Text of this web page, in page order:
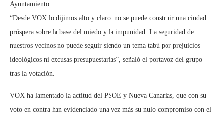
Ayuntamiento.
“Desde VOX lo dijimos alto y claro: no se puede construir una ciudad
próspera sobre la base del miedo y la impunidad. La seguridad de
nuestros vecinos no puede seguir siendo un tema tabú por prejuicios
ideológicos ni excusas presupuestarias”, señaló el portavoz del grupo
tras la votación.
VOX ha lamentado la actitud del PSOE y Nueva Canarias, que con su
voto en contra han evidenciado una vez más su nulo compromiso con el